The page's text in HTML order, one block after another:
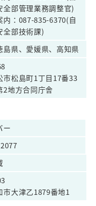
全部管理業務調整官)
内：087-835-6370(自
全部技術課)
島県、愛媛県、高知県
市松島町1丁目17番33
地方合同庁舎
ー
市大津乙1879番地1